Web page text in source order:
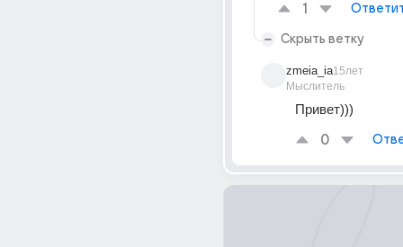
1
Скрыть ветку
zmeia_ia
Мыслитель
15лет
Привет)))
0